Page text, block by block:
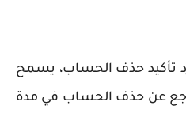
تأكيد حذف الحساب، يسمح
عن حذف الحساب في مدة